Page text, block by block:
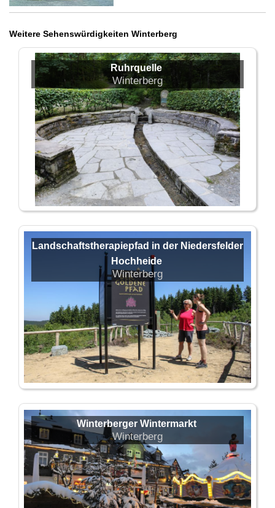
Weitere Sehenswürdigkeiten Winterberg
Ruhrquelle
Winterberg
Landschaftstherapiepfad in der Niedersfelder
Hochheide
Winterberg
Winterberger Wintermarkt
Winterberg